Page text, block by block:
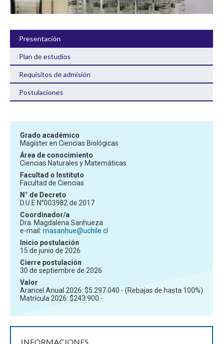
Presentación
Plan de estudios
Requisitos de admisión
Postulaciones
INFORMACIONES
Grado académico
Magíster en Ciencias Biológicas
Área de conocimiento
Ciencias Naturales y Matemáticas
Facultad o Instituto
Facultad de Ciencias
N° de Decreto
D.U.E N°003982 de 2017
Coordinador/a
Dra. Magdalena Sanhueza
e-mail: masanhue@uchile.cl
Inicio postulación
15 de junio de 2026
Cierre postulación
30 de septiembre de 2026
Valor
Arancel Anual 2026: $5.297.040.- (Rebajas de hasta 100%)
Matrícula 2026: $243.900.-